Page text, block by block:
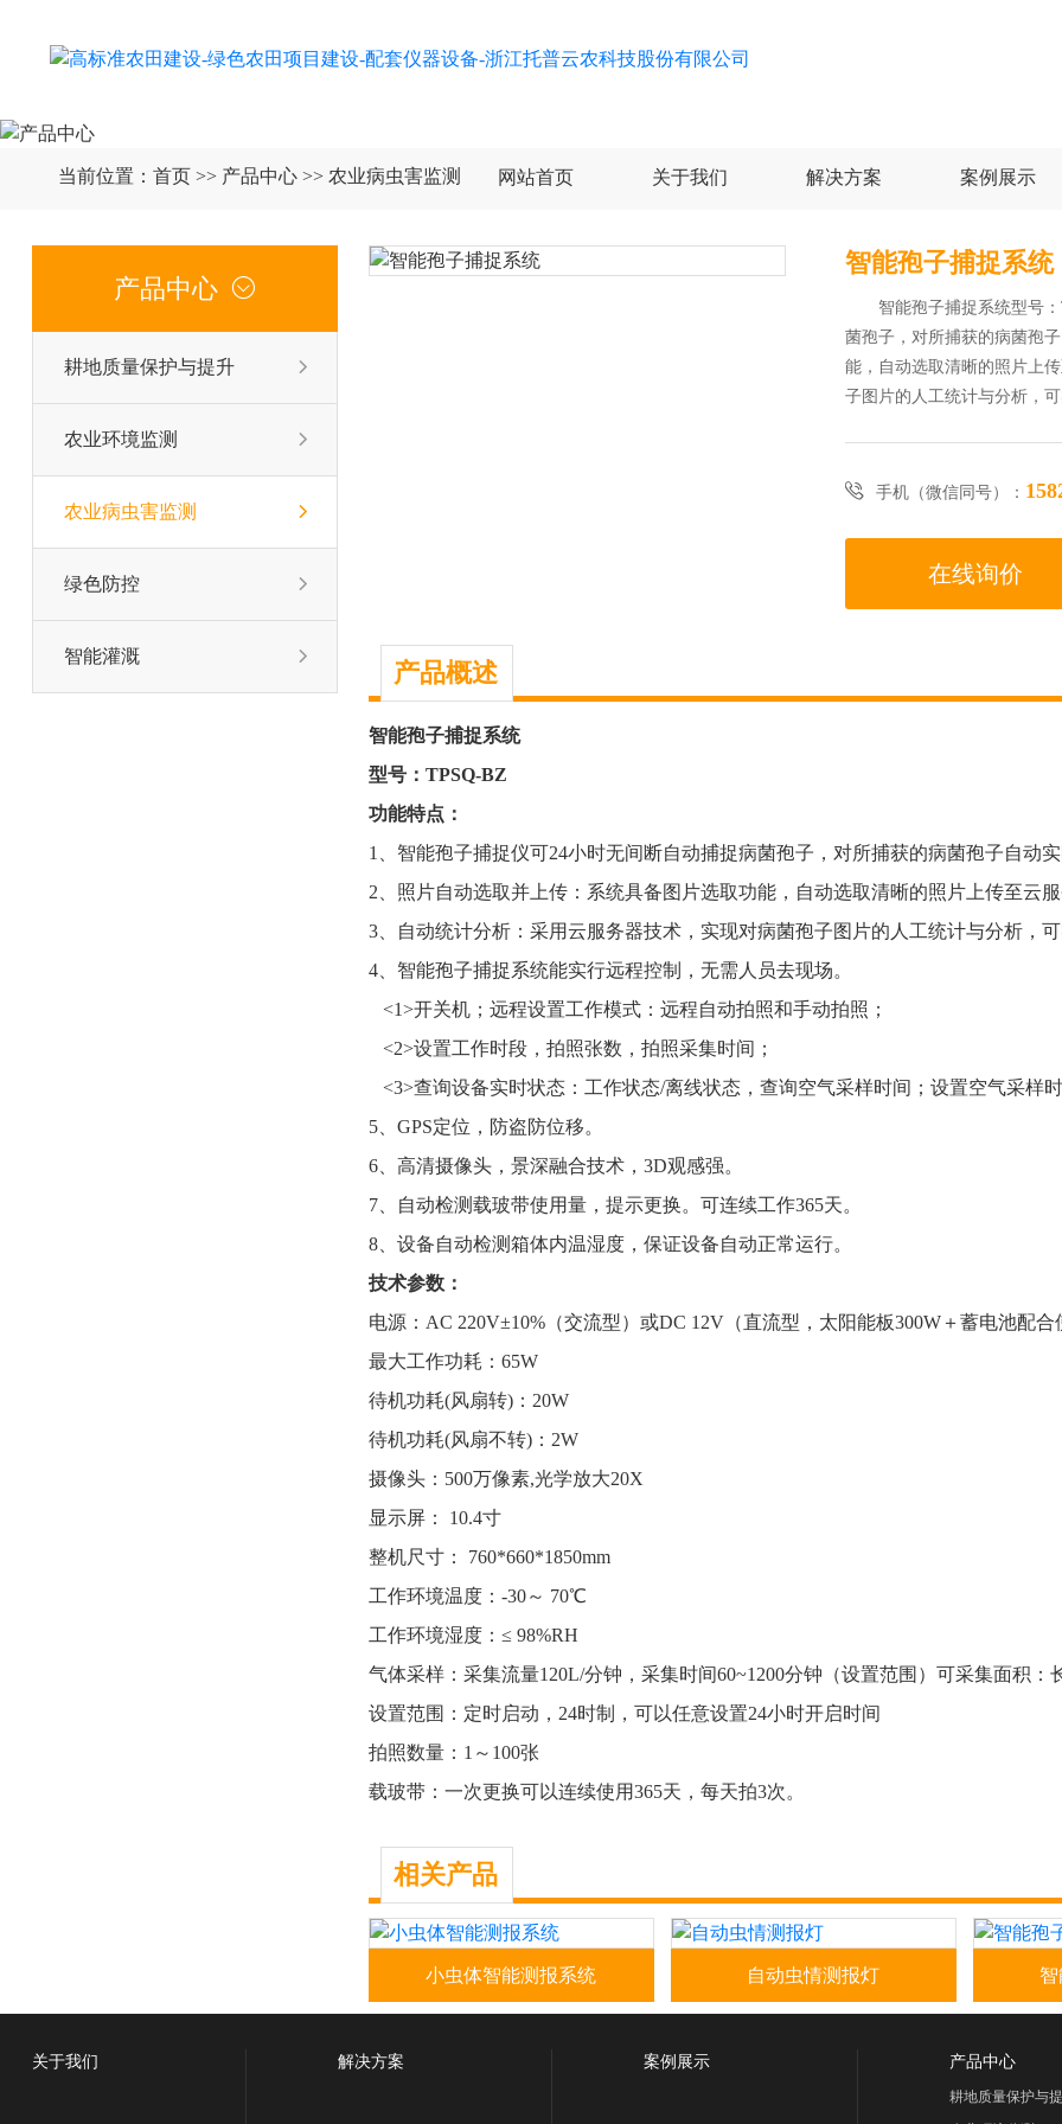
网站首页 关于我们 解决方案 案例展示
当前位置： 首页>> 产品中心>> 农业病虫害监测
产品中心 
耕地质量保护与提升 
农业环境监测 
农业病虫害监测 
绿色防控 
智能灌溉 
智能孢子捕捉系统
智能孢子捕捉系统型号
菌孢子，对所捕获的病菌孢
能，自动选取清晰的照片上
子图片的人工统计与分析，
 手机（微信同号）：
在线询价
产品概述
智能孢子捕捉系统
型号：TPSQ-BZ
功能特点：
1、智能孢子捕捉仪可24小时无间断自动捕捉病菌孢子，对所捕获的病菌孢子自动实
2、照片自动选取并上传：系统具备图片选取功能，自动选取清晰的照片上传至云服
3、自动统计分析：采用云服务器技术，实现对病菌孢子图片的人工统计与分析，
4、智能孢子捕捉系统能实行远程控制，无需人员去现场。
<1>开关机；远程设置工作模式：远程自动拍照和手动拍照；
<2>设置工作时段，拍照张数，拍照采集时间；
<3>查询设备实时状态：工作状态/离线状态，查询空气采样时间；设置空气采样时
5、GPS定位，防盗防位移。
6、高清摄像头，景深融合技术，3D观感强。
7、自动检测载玻带使用量，提示更换。可连续工作365天。
8、设备自动检测箱体内温湿度，保证设备自动正常运行。
技术参数：
电源：AC 220V±10%（交流型）或DC 12V（直流型，太阳能板300W＋蓄电池配合
最大工作功耗：65W
待机功耗(风扇转)：20W
待机功耗(风扇不转)：2W
摄像头：500万像素,光学放大20X
显示屏： 10.4寸
整机尺寸： 760*660*1850mm
工作环境温度：-30～ 70℃
工作环境湿度：≤ 98%RH
气体采样：采集流量120L/分钟，采集时间60~1200分钟（设置范围）可采集面积：
设置范围：定时启动，24时制，可以任意设置24小时开启时间
拍照数量：1～100张
载玻带：一次更换可以连续使用365天，每天拍3次。
相关产品
突破活体拍照、专一诱虫光
小虫体智能测报系统
特点：1、太阳能虫情测报灯整
自动虫情测报灯
子捕捉
关于我们 解决方案 案例展示 产品中心
耕地质量保护与